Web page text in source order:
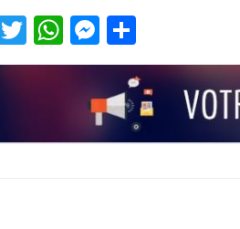
Facebook
TwitterWhatsApp